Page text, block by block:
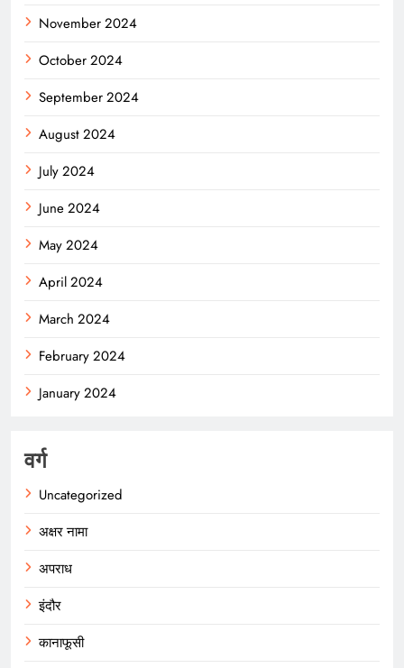
November 2024
October 2024
September 2024
August 2024
July 2024
June 2024
May 2024
April 2024
March 2024
February 2024
January 2024
वर्ग
Uncategorized
अक्षर नामा
अपराध
इंदौर
कानाफूसी